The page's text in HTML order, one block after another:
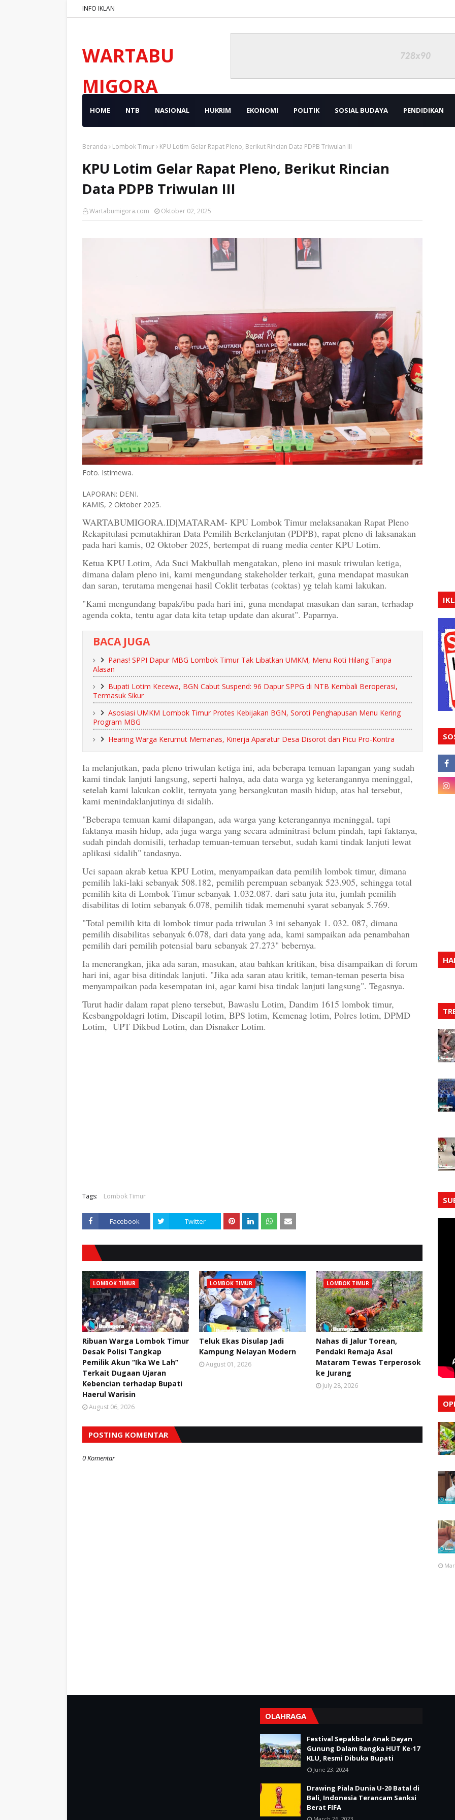
INFO IKLAN
WARTABU
MIGORA
HOME NTB NASIONAL HUKRIM EKONOMI POLITIK SOSIAL BUDAYA PENDIDIKAN
Beranda Lombok Timur KPU Lotim Gelar Rapat Pleno, Berikut Rincian Data PDPB Triwulan III
KPU Lotim Gelar Rapat Pleno, Berikut Rincian
Data PDPB Triwulan III
Wartabumigora.com Oktober 02, 2025
Foto. Istimewa.
LAPORAN: DENI.
KAMIS, 2 Oktober 2025.
WARTABUMIGORA.ID|MATARAM- KPU Lombok Timur melaksanakan Rapat Pleno
Rekapitulasi pemutakhiran Data Pemilih Berkelanjutan (PDPB), rapat pleno di laksanakan
pada hari kamis, 02 Oktober 2025, bertempat di ruang media center KPU Lotim.
Ketua KPU Lotim, Ada Suci Makbullah mengatakan, pleno ini masuk triwulan ketiga,
dimana dalam pleno ini, kami mengundang stakeholder terkait, guna mendapat masukan
dan saran, terutama mengenai hasil Coklit terbatas (coktas) yg telah kami lakukan.
"Kami mengundang bapak/ibu pada hari ini, guna mendapat masukan dan saran, terhadap
agenda cokta, tentu agar data kita tetap update dan akurat". Paparnya.
BACA JUGA
Panas! SPPI Dapur MBG Lombok Timur Tak Libatkan UMKM, Menu Roti Hilang Tanpa
Alasan
Bupati Lotim Kecewa, BGN Cabut Suspend: 96 Dapur SPPG di NTB Kembali Beroperasi,
Termasuk Sikur
Asosiasi UMKM Lombok Timur Protes Kebijakan BGN, Soroti Penghapusan Menu Kering
Program MBG
Hearing Warga Kerumut Memanas, Kinerja Aparatur Desa Disorot dan Picu Pro-Kontra
Ia melanjutkan, pada pleno triwulan ketiga ini, ada beberapa temuan lapangan yang sudah
kami tindak lanjuti langsung, seperti halnya, ada data warga yg keterangannya meninggal,
setelah kami lakukan coklit, ternyata yang bersangkutan masih hidup, atas hal tersebut,
kami menindaklanjutinya di sidalih.
"Beberapa temuan kami dilapangan, ada warga yang keterangannya meninggal, tapi
faktanya masih hidup, ada juga warga yang secara adminitrasi belum pindah, tapi faktanya,
sudah pindah domisili, terhadap temuan-temuan tersebut, sudah kami tindak lanjuti lewat
aplikasi sidalih" tandasnya.
Uci sapaan akrab ketua KPU Lotim, menyampaikan data pemilih lombok timur, dimana
pemilih laki-laki sebanyak 508.182, pemilih perempuan sebanyak 523.905, sehingga total
pemilih kita di Lombok Timur sebanyak 1.032.087. dari satu juta itu, jumlah pemilih
disabilitas di lotim sebanyak 6.078, pemilih tidak memenuhi syarat sebanyak 5.769.
"Total pemilih kita di lombok timur pada triwulan 3 ini sebanyak 1. 032. 087, dimana
pemilih disabilitas sebanyak 6.078, dari data yang ada, kami sampaikan ada penambahan
pemilih dari pemilih potensial baru sebanyak 27.273" bebernya.
Ia menerangkan, jika ada saran, masukan, atau bahkan kritikan, bisa disampaikan di forum
hari ini, agar bisa ditindak lanjuti. "Jika ada saran atau kritik, teman-teman peserta bisa
menyampaikan pada kesempatan ini, agar kami bisa tindak lanjuti langsung". Tegasnya.
Turut hadir dalam rapat pleno tersebut, Bawaslu Lotim, Dandim 1615 lombok timur,
Kesbangpoldagri lotim, Discapil lotim, BPS lotim, Kemenag lotim, Polres lotim, DPMD
Lotim, UPT Dikbud Lotim, dan Disnaker Lotim.
Tags: Lombok Timur
Facebook Twitter
LOMBOK TIMUR
Ribuan Warga Lombok Timur
Desak Polisi Tangkap
Pemilik Akun “Ika We Lah”
Terkait Dugaan Ujaran
Kebencian terhadap Bupati
Haerul Warisin
August 06, 2026
LOMBOK TIMUR
Teluk Ekas Disulap Jadi
Kampung Nelayan Modern
August 01, 2026
LOMBOK TIMUR
Nahas di Jalur Torean,
Pendaki Remaja Asal
Mataram Tewas Terperosok
ke Jurang
July 28, 2026
POSTING KOMENTAR
0 Komentar
OLAHRAGA
Festival Sepakbola Anak Dayan
Gunung Dalam Rangka HUT Ke-17
KLU, Resmi Dibuka Bupati
June 23, 2024
Drawing Piala Dunia U-20 Batal di
Bali, Indonesia Terancam Sanksi
Berat FIFA